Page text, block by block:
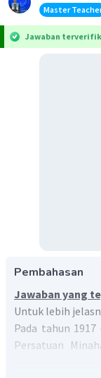
Master
Jawaban
Pembahasan
Jawaban yang
Untuk lebih
Pada tahun
Persatuan